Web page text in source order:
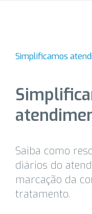
Simplificamos
Saiba como
diários do
marcação da
tratamento.